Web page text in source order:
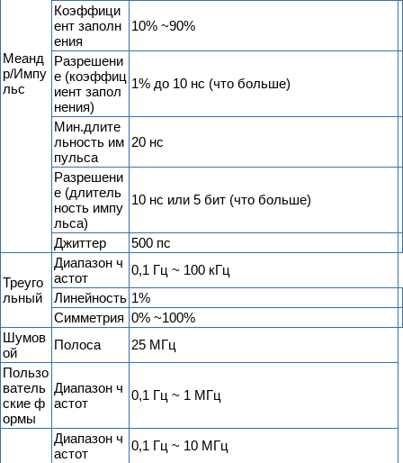
Меанд
р/Импу
льс
Коэффици
ент заполн
ения
10% ~90%
Разрешени
е (коэффиц
иент запол
нения)
1% до 10 нс (что больше)
Мин.длите
льность им
пульса
20 нс
Разрешени
е (длитель
ность импу
льса)
10 нс или 5 бит (что больше)
Джиттер 500 пс
Треуго
льный
Диапазон ч
астот
0,1 Гц ~ 100 кГц
Линейность 1%
Симметрия 0% ~100%
Шумов
ой
Полоса
25 МГц
Пользо
ватель
ские ф
ормы
Диапазон ч
астот
0,1 Гц ~ 1 МГц
Диапазон ч
астот
0,1 Гц ~ 10 МГц